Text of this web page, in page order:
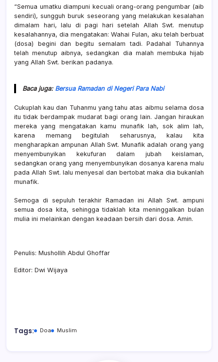
“Semua umatku diampuni kecuali orang-orang pengumbar (aib
sendiri), sungguh buruk seseorang yang melakukan kesalahan
dimalam hari, lalu di pagi hari setelah Allah Swt. menutup
kesalahannya, dia mengatakan: Wahai Fulan, aku telah berbuat
(dosa) begini dan begitu semalam tadi. Padahal Tuhannya
telah menutup aibnya, sedangkan dia malah membuka hijab
yang Allah Swt. berikan padanya.⁣⁣⁣
Baca juga: Bersua Ramadan di Negeri Para Nabi
Cukuplah kau dan Tuhanmu yang tahu atas aibmu selama dosa
itu tidak berdampak mudarat bagi orang lain. Jangan hiraukan
mereka yang mengatakan kamu munafik lah, sok alim lah,
karena memang begitulah seharusnya, kalau kita
mengharapkan ampunan Allah Swt. Munafik adalah orang yang
menyembunyikan kekufuran dalam jubah keislaman,
sedangkan orang yang menyembunyikan dosanya karena malu
pada Allah Swt. lalu menyesal dan bertobat maka dia bukanlah
munafik.⁣⁣⁣
Semoga di sepuluh terakhir Ramadan ini Allah Swt. ampuni
semua dosa kita, sehingga tidaklah kita meninggalkan bulan
mulia ini melainkan dengan keadaan bersih dari dosa. Amin.
Penulis: Mushollih Abdul Ghoffar
Editor: Dwi Wijaya
Tags: Doa Muslim